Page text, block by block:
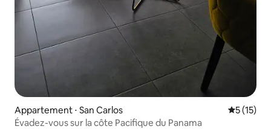
Appartement ⋅ San Carlos
5 (15)
Évadez-vous sur la côte Pacifique du Panama